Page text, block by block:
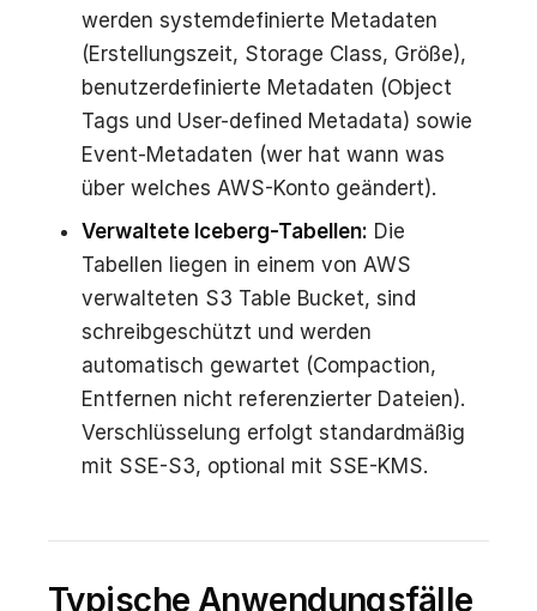
werden systemdefinierte Metadaten
(Erstellungszeit, Storage Class, Größe),
benutzerdefinierte Metadaten (Object
Tags und User-defined Metadata) sowie
Event-Metadaten (wer hat wann was
über welches AWS-Konto geändert).
Verwaltete Iceberg-Tabellen: Die
Tabellen liegen in einem von AWS
verwalteten S3 Table Bucket, sind
schreibgeschützt und werden
automatisch gewartet (Compaction,
Entfernen nicht referenzierter Dateien).
Verschlüsselung erfolgt standardmäßig
mit SSE-S3, optional mit SSE-KMS.
Typische Anwendungsfälle